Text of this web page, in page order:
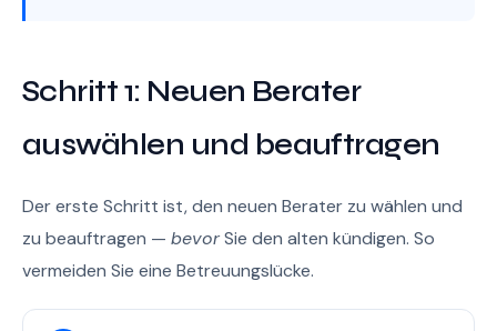
Schritt 1: Neuen Berater
auswählen und beauftragen
Der erste Schritt ist, den neuen Berater zu wählen und
zu beauftragen — bevorSie den alten kündigen. So
vermeiden Sie eine Betreuungslücke.